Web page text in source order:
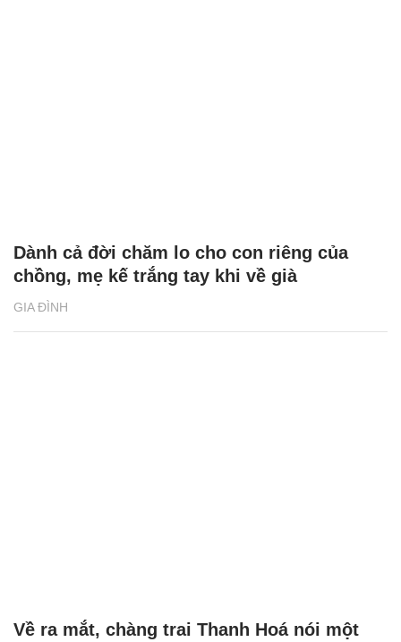
GIA ĐÌNH
Dành cả đời chăm lo cho con riêng của
chồng, mẹ kế trắng tay khi về già
Về ra mắt, chàng trai Thanh Hoá nói một